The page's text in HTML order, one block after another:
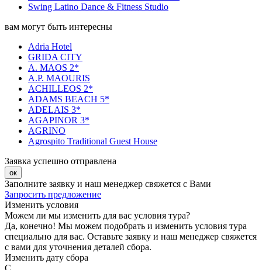
Swing Latino Dance & Fitness Studio
вам могут быть интересны
Adria Hotel
GRIDA CITY
A. MAOS 2*
A.P. MAOURIS
ACHILLEOS 2*
ADAMS BEACH 5*
ADELAIS 3*
AGAPINOR 3*
AGRINO
Agrospito Traditional Guest House
Заявка успешно отправлена
ок
Заполните заявку и наш менеджер свяжется с Вами
Запросить предложение
Изменить условия
Можем ли мы изменить для вас условия тура?
Да, конечно! Мы можем подобрать и изменить условия тура
специально для вас. Оставьте заявку и наш менеджер свяжется
с вами для уточнения деталей сбора.
Изменить дату сбора